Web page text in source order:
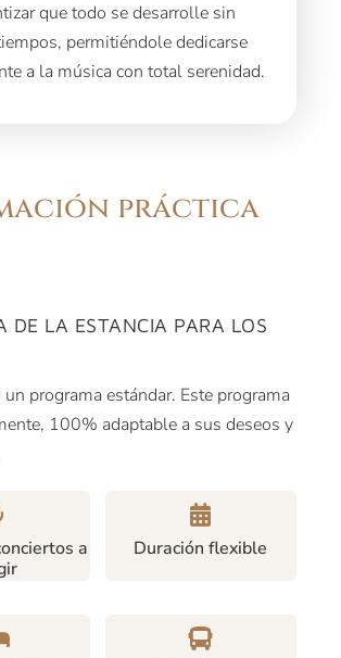
que todo se desarrolle sin
permitiéndole dedicarse
a la música con total serenidad.
práctica
DE LA ESTANCIA PARA LOS
programa estándar. Este programa
100% adaptable a sus deseos y
a
Duración flexible